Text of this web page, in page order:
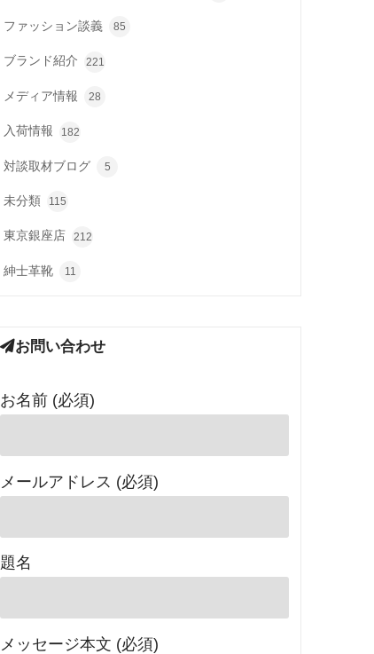
ファッション談義 85
ブランド紹介 221
メディア情報 28
入荷情報 182
対談取材ブログ 5
未分類 115
東京銀座店 212
紳士革靴 11
お問い合わせ
お名前 (必須)
メールアドレス (必須)
題名
メッセージ本文 (必須)